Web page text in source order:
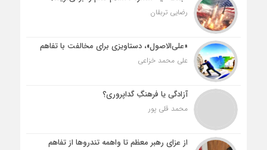
رضایی تربقان
«علی‌الاصول»، دستاویزی برای مخالفت با تفاهم
علی محمد خزاعی
آزادگی یا فرهنگِ گداپروری؟
محمد قلی پور
از عزای رهبر معظم تا واهمه تندروها از تفاهم